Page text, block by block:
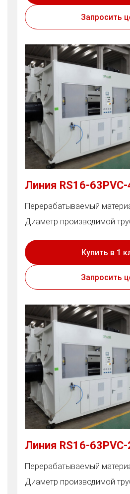
Запросить
Линия RS16-63PVC-
Перерабатываемый
Диаметр производимой
Купить в 1
Запросить
Линия RS16-63PVC-
Перерабатываемый
Диаметр производимой